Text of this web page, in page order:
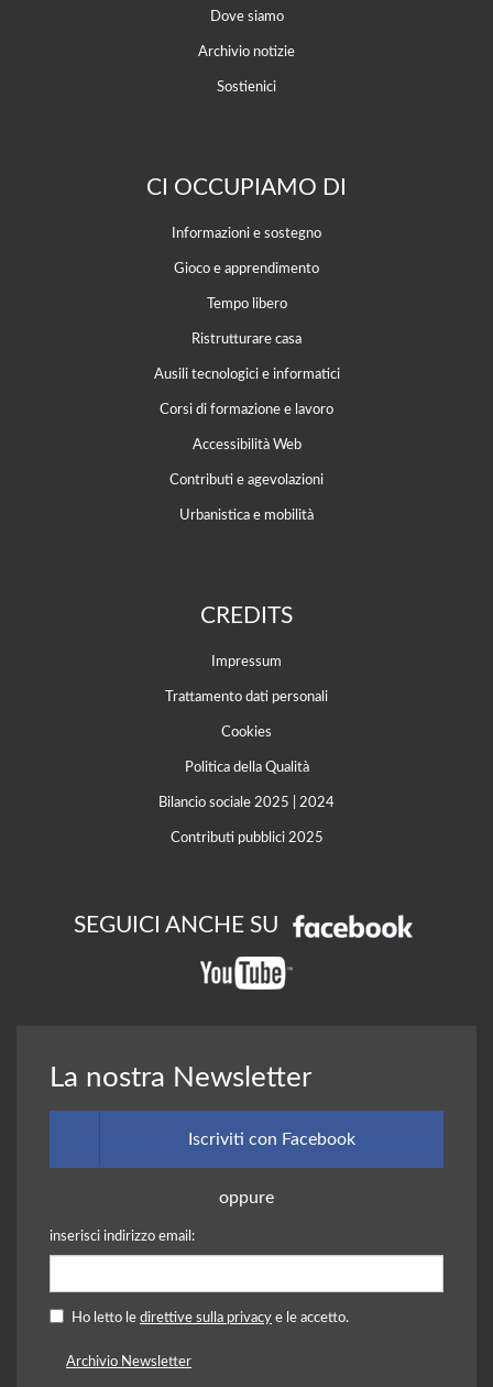
Dove siamo
Archivio notizie
Sostienici
CI OCCUPIAMO DI
Informazioni e sostegno
Gioco e apprendimento
Tempo libero
Ristrutturare casa
Ausili tecnologici e informatici
Corsi di formazione e lavoro
Accessibilità Web
Contributi e agevolazioni
Urbanistica e mobilità
CREDITS
Impressum
Trattamento dati personali
Cookies
Politica della Qualità
Bilancio sociale 2025 2024
Contributi pubblici 2025
SEGUICI ANCHE SU
La nostra Newsletter
Iscriviti con Facebook
oppure
inserisci indirizzo email:
Ho letto le direttive sulla privacy e le accetto.
Archivio Newsletter